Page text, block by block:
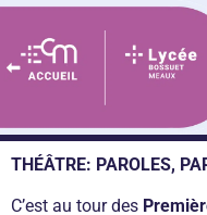
« Je concluerai
Contact :
THÉÂTRE: PAROLES,
C’est au tour des